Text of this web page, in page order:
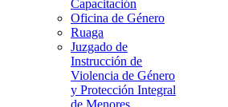
Capacitación
Oficina de Género
Ruaga
Juzgado de
Instrucción de
Violencia de Género
y Protección Integral
de Menores